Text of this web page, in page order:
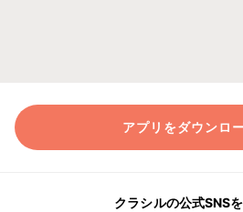
アプリをダウンロ
クラシルの公式SNS